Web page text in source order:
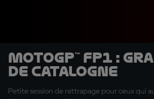
MotoGP™ FP1 :
de Catalogne
Petite session de rattrapage pour ceux qui